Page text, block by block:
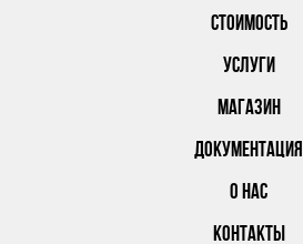
СТОИМОСТЬ
УСЛУГИ
МАГАЗИН
ДОКУМЕНТАЦИЯ
О НАС
КОНТАКТЫ